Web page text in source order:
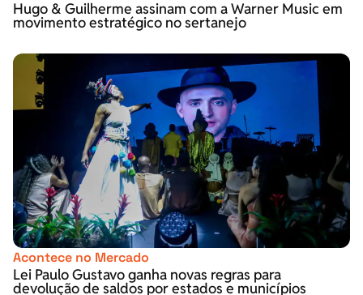
Hugo & Guilherme assinam com a Warner Music em
movimento estratégico no sertanejo
Acontece no Mercado
Lei Paulo Gustavo ganha novas regras para
devolução de saldos por estados e municípios